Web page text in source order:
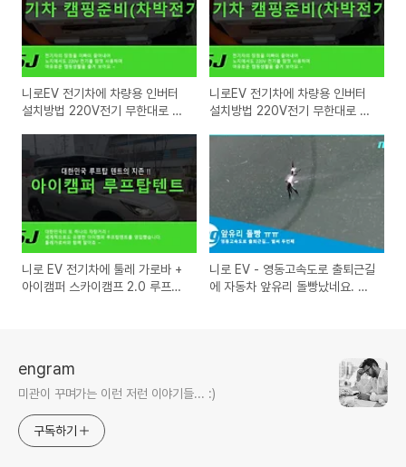
니로EV 전기차에 차량용 인버터
설치방법 220V전기 무한대로 사
니로EV 전기차에 차량용 인버터
설치방법 220V전기 무한대로 사
니로 EV 전기차에 툴레 가로바 +
아이캠퍼 스카이캠프 2.0 루프탑
니로 EV - 영동고속도로 출퇴근길
에 자동차 앞유리 돌빵났네요. 유
engram
미관이 꾸며가는 이런 저런 이야기들... :)
구독하기